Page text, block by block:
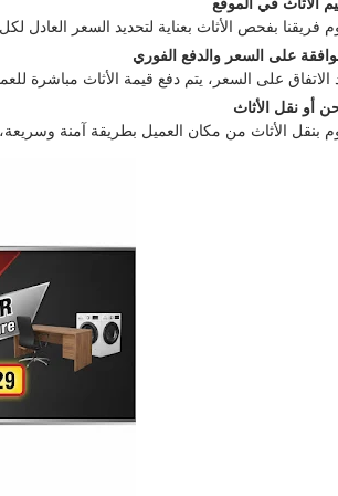
فريقنا بفحص الأثاث بعناية لتحديد السعر العادل
على السعر والدفع الفوري
الاتفاق على السعر، يتم دفع قيمة الأثاث مباشرة
أو نقل الأثاث
بنقل الأثاث من مكان العميل بطريقة آمنة